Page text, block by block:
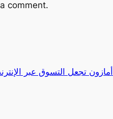
comment.
أمازون تجعل التسوق عبر